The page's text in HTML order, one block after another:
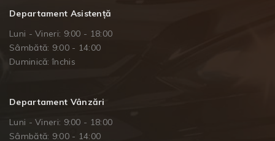
Departament Asistență
Luni - Vineri: 9:00 - 18:00
Sâmbătă: 9:00 - 14:00
Duminică: închis
Departament Vânzări
Luni - Vineri: 9:00 - 18:00
Sâmbătă: 9:00 - 14:00